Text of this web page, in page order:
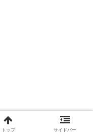
トップ サイドバー